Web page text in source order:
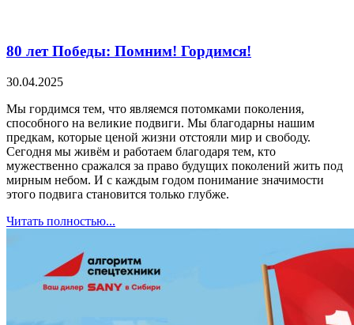
80 лет Победы: Помним! Гордимся!
30.04.2025
Мы гордимся тем, что являемся потомками поколения,
способного на великие подвиги. Мы благодарны нашим
предкам, которые ценой жизни отстояли мир и свободу.
Сегодня мы живём и работаем благодаря тем, кто
мужественно сражался за право будущих поколений жить под
мирным небом. И с каждым годом понимание значимости
этого подвига становится только глубже.
Читать полностью...